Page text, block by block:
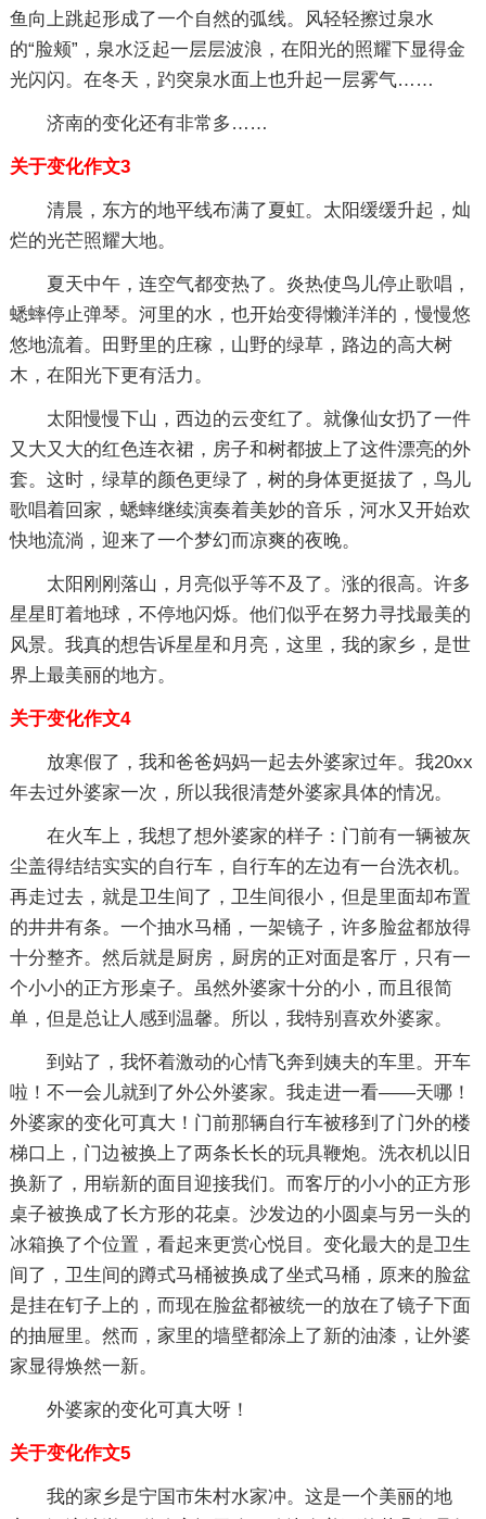
鱼向上跳起形成了一个自然的弧线。风轻轻擦过泉水
的“脸颊”，泉水泛起一层层波浪，在阳光的照耀下显得金
光闪闪。在冬天，趵突泉水面上也升起一层雾气……
济南的变化还有非常多……
关于变化作文3
清晨，东方的地平线布满了夏虹。太阳缓缓升起，灿
烂的光芒照耀大地。
夏天中午，连空气都变热了。炎热使鸟儿停止歌唱，
蟋蟀停止弹琴。河里的水，也开始变得懒洋洋的，慢慢悠
悠地流着。田野里的庄稼，山野的绿草，路边的高大树
木，在阳光下更有活力。
太阳慢慢下山，西边的云变红了。就像仙女扔了一件
又大又大的红色连衣裙，房子和树都披上了这件漂亮的外
套。这时，绿草的颜色更绿了，树的身体更挺拔了，鸟儿
歌唱着回家，蟋蟀继续演奏着美妙的音乐，河水又开始欢
快地流淌，迎来了一个梦幻而凉爽的夜晚。
太阳刚刚落山，月亮似乎等不及了。涨的很高。许多
星星盯着地球，不停地闪烁。他们似乎在努力寻找最美的
风景。我真的想告诉星星和月亮，这里，我的家乡，是世
界上最美丽的地方。
关于变化作文4
放寒假了，我和爸爸妈妈一起去外婆家过年。我20xx
年去过外婆家一次，所以我很清楚外婆家具体的情况。
在火车上，我想了想外婆家的样子：门前有一辆被灰
尘盖得结结实实的自行车，自行车的左边有一台洗衣机。
再走过去，就是卫生间了，卫生间很小，但是里面却布置
的井井有条。一个抽水马桶，一架镜子，许多脸盆都放得
十分整齐。然后就是厨房，厨房的正对面是客厅，只有一
个小小的正方形桌子。虽然外婆家十分的小，而且很简
单，但是总让人感到温馨。所以，我特别喜欢外婆家。
到站了，我怀着激动的心情飞奔到姨夫的车里。开车
啦！不一会儿就到了外公外婆家。我走进一看——天哪！
外婆家的变化可真大！门前那辆自行车被移到了门外的楼
梯口上，门边被换上了两条长长的玩具鞭炮。洗衣机以旧
换新了，用崭新的面目迎接我们。而客厅的小小的正方形
桌子被换成了长方形的花桌。沙发边的小圆桌与另一头的
冰箱换了个位置，看起来更赏心悦目。变化最大的是卫生
间了，卫生间的蹲式马桶被换成了坐式马桶，原来的脸盆
是挂在钉子上的，而现在脸盆都被统一的放在了镜子下面
的抽屉里。然而，家里的墙壁都涂上了新的油漆，让外婆
家显得焕然一新。
外婆家的变化可真大呀！
关于变化作文5
我的家乡是宁国市朱村水家冲。这是一个美丽的地